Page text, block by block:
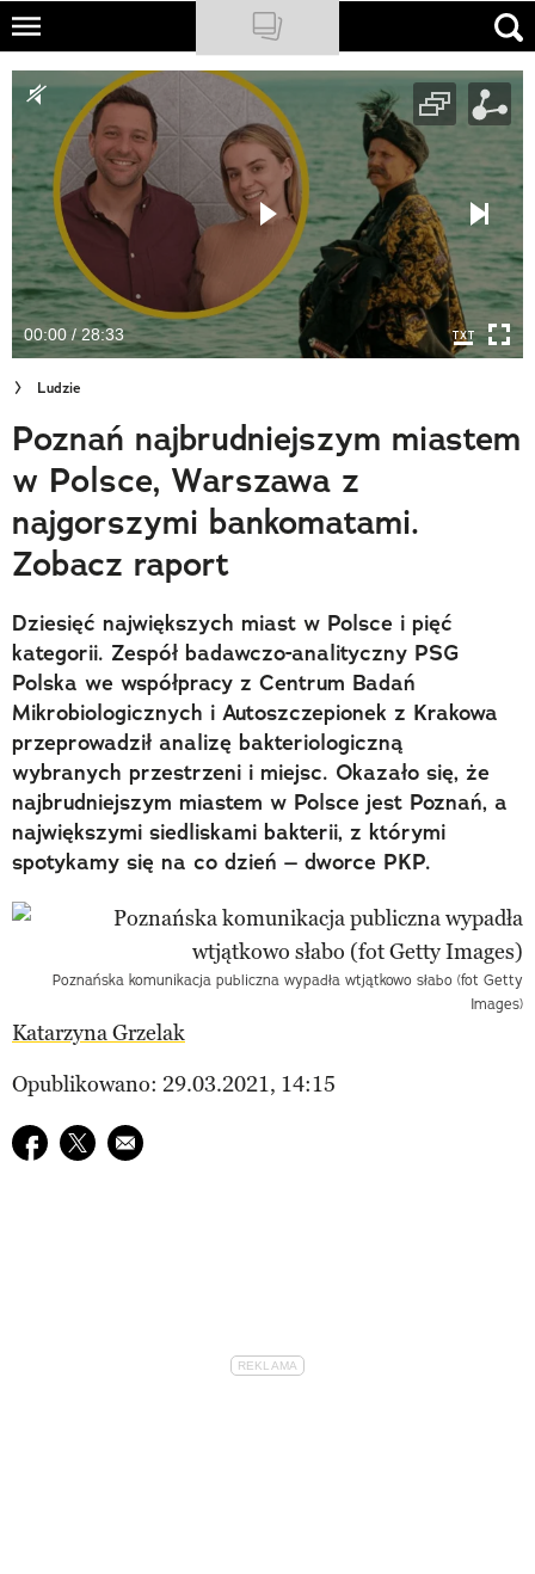
Skip
main
content
NATIONAL GEOGRAPHIC
TRAVELER
PODCASTY
Sklep
Newsletter
Cuda Polski
Wielki Konkurs Fotograficzny
Trendbook Podróżniczy
Polecane
00:00 / 28:33
Ludzie
Poznań najbrudniejszym miastem
w Polsce, Warszawa z
najgorszymi bankomatami.
Zobacz raport
Dziesięć największych miast w Polsce i pięć
kategorii. Zespół badawczo-analityczny PSG
Polska we współpracy z Centrum Badań
Mikrobiologicznych i Autoszczepionek z Krakowa
przeprowadził analizę bakteriologiczną
wybranych przestrzeni i miejsc. Okazało się, że
najbrudniejszym miastem w Polsce jest Poznań, a
największymi siedliskami bakterii, z którymi
spotykamy się na co dzień – dworce PKP.
Poznańska komunikacja publiczna wypadła wtjątkowo słabo (fot Getty
Images)
Katarzyna Grzelak
Opublikowano: 29.03.2021, 14:15
Udostępnij na facebook
Udostępnij na twitter
E-mail do przyjaciela